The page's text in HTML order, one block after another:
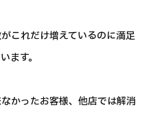
これだけ増えているのに満足
ます。
かったお客様、他店では解消